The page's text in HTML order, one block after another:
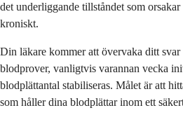
det underliggande tillståndet som
kroniskt.
Din läkare kommer att övervaka ditt svar
blodprover, vanligtvis varannan vecka
blodplättantal stabiliseras. Målet är att
som håller dina blodplättar inom ett